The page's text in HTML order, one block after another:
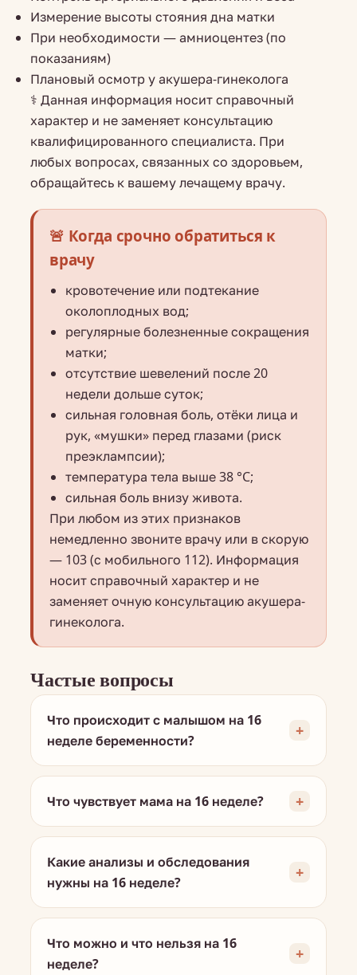
Измерение высоты стояния дна матки
При необходимости — амниоцентез (по
показаниям)
Плановый осмотр у акушера-гинеколога
⚕️ Данная информация носит справочный
характер и не заменяет консультацию
квалифицированного специалиста. При
любых вопросах, связанных со здоровьем,
обращайтесь к вашему лечащему врачу.
🚨 Когда срочно обратиться к
врачу
кровотечение или подтекание
околоплодных вод;
регулярные болезненные сокращения
матки;
отсутствие шевелений после 20
недели дольше суток;
сильная головная боль, отёки лица и
рук, «мушки» перед глазами (риск
преэклампсии);
температура тела выше 38 °C;
сильная боль внизу живота.
При любом из этих признаков
немедленно звоните врачу или в скорую
— 103 (с мобильного 112). Информация
носит справочный характер и не
заменяет очную консультацию акушера-
гинеколога.
Частые вопросы
Что происходит с малышом на 16
неделе беременности?
Что чувствует мама на 16 неделе?
Какие анализы и обследования
нужны на 16 неделе?
Что можно и что нельзя на 16
неделе?